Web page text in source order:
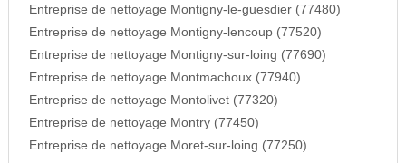
Entreprise de nettoyage Montigny-le-guesdier (77480)
Entreprise de nettoyage Montigny-lencoup (77520)
Entreprise de nettoyage Montigny-sur-loing (77690)
Entreprise de nettoyage Montmachoux (77940)
Entreprise de nettoyage Montolivet (77320)
Entreprise de nettoyage Montry (77450)
Entreprise de nettoyage Moret-sur-loing (77250)